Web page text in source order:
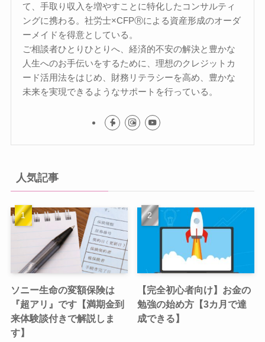
て、手取り収入を増やすことに特化したコンサルティ
ングに携わる。社労士×CFPⓇによる資産形成のオーダ
ーメイドを得意としている。
ご相談者ひとりひとりへ、経済的不安の解決と豊かな
人生へのお手伝いをするために、理想のクレジットカ
ード活用法をはじめ、財務リテラシーを高め、豊かな
未来を実現できるようなサポートを行っている。
人気記事
ソニー生命の変額保険は
『超アリ』です【満期金到
来体験談付きで解説しま
す】
【完全初心者向け】お金の
勉強の始め方【3カ月で達
成できる】